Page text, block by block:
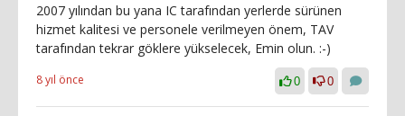
2007 yılından bu yana IC tarafından yerlerde sürünen
hizmet kalitesi ve personele verilmeyen önem, TAV
tarafından tekrar göklere yükselecek, Emin olun. :-)
8 yıl önce 0 0